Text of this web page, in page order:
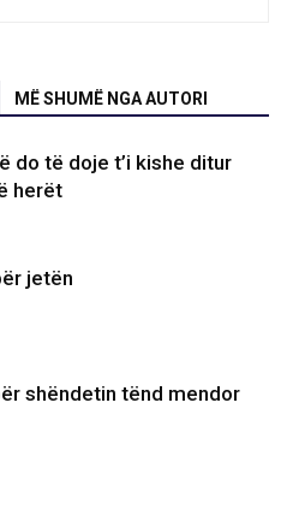
MË SHUMË NGA AUTORI
do të doje t’i kishe ditur
herët
jetën
shëndetin tënd mendor